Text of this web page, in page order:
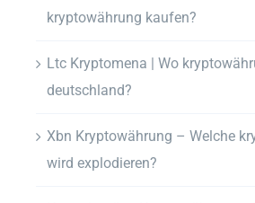
kryptowährung kaufen?
Ltc Kryptomena | Wo
deutschland?
Xbn Kryptowährung – Welche
wird explodieren?